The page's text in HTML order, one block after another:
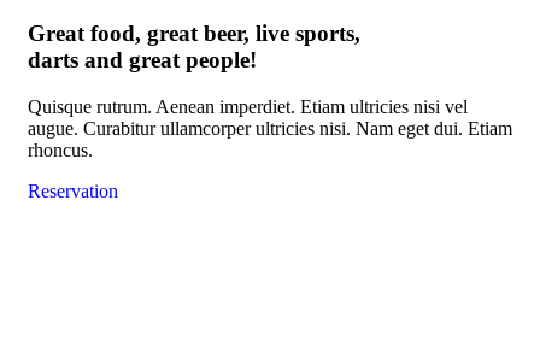
Great food, great beer, live sports,
darts and great people!
Quisque rutrum. Aenean imperdiet. Etiam ultricies nisi vel
augue. Curabitur ullamcorper ultricies nisi. Nam eget dui. Etiam
rhoncus.
Reservation